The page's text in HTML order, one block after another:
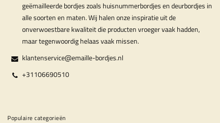
geëmailleerde bordjes zoals huisnummerbordjes en deurbordjes in
alle soorten en maten. Wij halen onze inspiratie uit de
onverwoestbare kwaliteit die producten vroeger vaak hadden,
maar tegenwoordig helaas vaak missen.
klantenservice@emaille-bordjes.nl
+31106690510
Populaire categorieën